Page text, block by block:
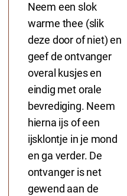
Neem een slok
warme thee (slik
deze door of niet) en
geef de ontvanger
overal kusjes en
eindig met orale
bevrediging. Neem
hierna ijs of een
ijsklontje in je mond
en ga verder. De
ontvanger is net
gewend aan de